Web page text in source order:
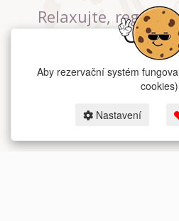
Relaxujte,
se v největším
Praze
Aby rezervační systém
cookies)
Nastavení